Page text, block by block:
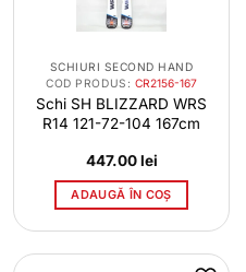
SCHIURI SECOND HAND
COD PRODUS: CR2156-167
Schi SH BLIZZARD WRS
R14 121-72-104 167cm
447.00lei
ADAUGĂ ÎN COȘ